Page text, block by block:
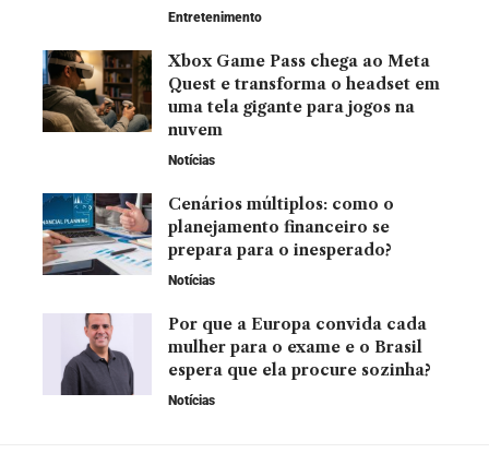
Entretenimento
Xbox Game Pass chega ao Meta
Quest e transforma o headset em
uma tela gigante para jogos na
nuvem
Notícias
Cenários múltiplos: como o
planejamento financeiro se
prepara para o inesperado?
Notícias
Por que a Europa convida cada
mulher para o exame e o Brasil
espera que ela procure sozinha?
Notícias